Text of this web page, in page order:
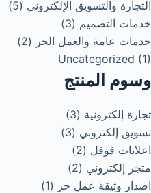
التجارة والتسويق الإلكتروني (5)
خدمات التصميم (3)
خدمات عامة والعمل الحر (2)
Uncategorized (1)
وسوم المنتج
تجارة إلكترونية (3)
تسويق إلكتروني (3)
اعلانات قوقل (2)
متجر إلكتروني (2)
اصدار وثيقة عمل حر (1)